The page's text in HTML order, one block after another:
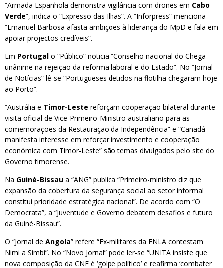
“Armada Espanhola demonstra vigilância com drones em Cabo
Verde”, indica o “Expresso das Ilhas”. A “Inforpress” menciona
“Emanuel Barbosa afasta ambições à liderança do MpD e fala em
apoiar projectos credíveis”.
Em Portugal o “Público” noticia “Conselho nacional do Chega
unânime na rejeição da reforma laboral e do Estado”. No “Jornal
de Notícias” lê-se “Portugueses detidos na flotilha chegaram hoje
ao Porto”.
“Austrália e Timor-Leste reforçam cooperação bilateral durante
visita oficial de Vice-Primeiro-Ministro australiano para as
comemorações da Restauração da Independência” e “Canadá
manifesta interesse em reforçar investimento e cooperação
económica com Timor-Leste” são temas divulgados pelo site do
Governo timorense.
Na Guiné-Bissau a “ANG” publica “Primeiro-ministro diz que
expansão da cobertura da segurança social ao setor informal
constitui prioridade estratégica nacional”. De acordo com “O
Democrata”, a “Juventude e Governo debatem desafios e futuro
da Guiné-Bissau”.
O “Jornal de Angola” refere “Ex-militares da FNLA contestam
Nimi a Simbi”. No “Novo Jornal” pode ler-se “UNITA insiste que
nova composição da CNE é ‘golpe político’ e reafirma ‘combater